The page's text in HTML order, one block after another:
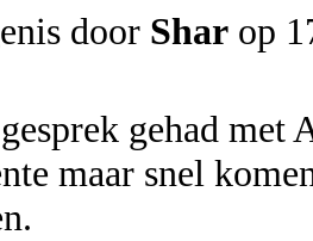
door Shar op
gehad met
maar snel